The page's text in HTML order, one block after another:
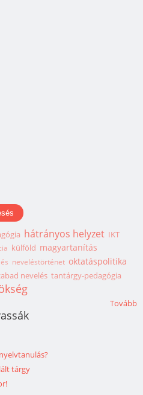
hátrányos helyzet IKT
külföld magyartanítás
neveléstörténet oktatáspolitika
nevelés tantárgy-pedagógia
Tovább
tárgy